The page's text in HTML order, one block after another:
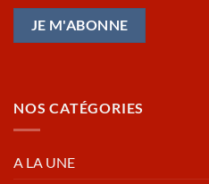
NOS CATÉGORIES
A LA UNE